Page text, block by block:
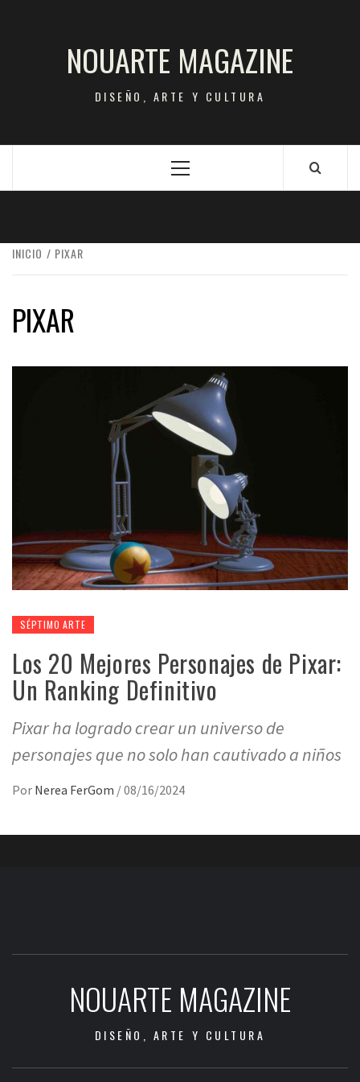
NOUARTE MAGAZINE
DISEÑO, ARTE Y CULTURA
Menú
INICIO PIXAR
PIXAR
SÉPTIMO ARTE
Los 20 Mejores Personajes de Pixar:
Un Ranking Definitivo
Pixar ha logrado crear un universo de
personajes que no solo han cautivado a niños
Por Nerea FerGom /08/16/2024
NOUARTE MAGAZINE
DISEÑO, ARTE Y CULTURA